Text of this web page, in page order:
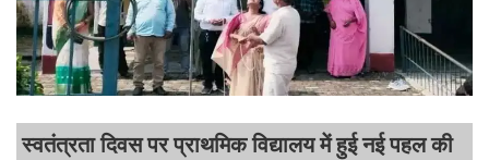
स्वतंत्रता दिवस पर प्राथमिक विद्यालय में हुई नई पहल की